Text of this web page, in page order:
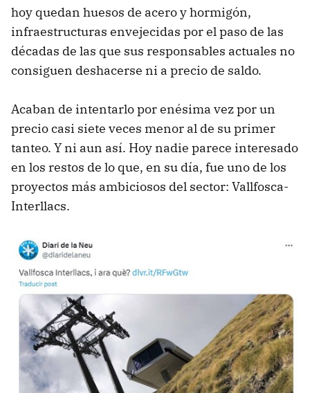
hoy quedan huesos de acero y hormigón,
infraestructuras envejecidas por el paso de las
décadas de las que sus responsables actuales no
consiguen deshacerse ni a precio de saldo.
Acaban de intentarlo por enésima vez por un
precio casi siete veces menor al de su primer
tanteo. Y ni aun así. Hoy nadie parece interesado
en los restos de lo que, en su día, fue uno de los
proyectos más ambiciosos del sector: Vallfosca-
Interllacs.